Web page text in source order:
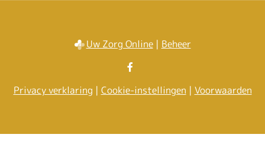
Uw Zorg Online| Beheer
facebook
Privacy verklaring | Cookie-instellingen | Voorwaarden